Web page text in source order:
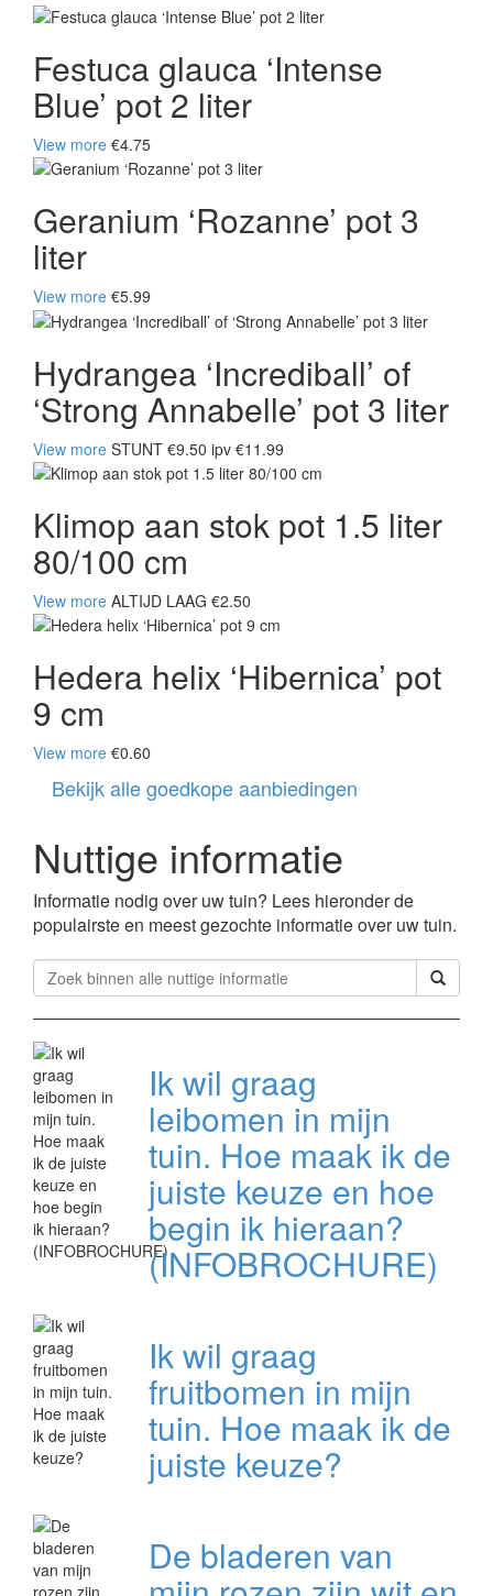
Festuca glauca ‘Intense
Blue’ pot 2 liter
View more €4.75
Geranium ‘Rozanne’ pot 3
liter
View more €5.99
Hydrangea ‘Incrediball’ of
‘Strong Annabelle’ pot 3 liter
View more STUNT €9.50 ipv €11.99
Klimop aan stok pot 1.5 liter
80/100 cm
View more ALTIJD LAAG €2.50
Hedera helix ‘Hibernica’ pot
9 cm
View more €0.60
Bekijk alle goedkope aanbiedingen
Nuttige informatie
Informatie nodig over uw tuin? Lees hieronder de
populairste en meest gezochte informatie over uw tuin.
Ik wil graag
leibomen in mijn
tuin. Hoe maak ik de
juiste keuze en hoe
begin ik hieraan?
(INFOBROCHURE)
Ik wil graag
fruitbomen in mijn
tuin. Hoe maak ik de
juiste keuze?
De bladeren van